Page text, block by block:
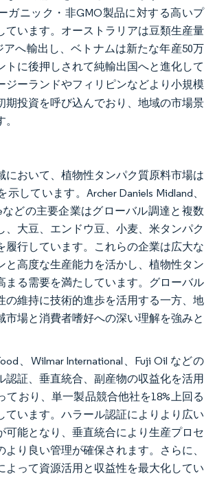
ガニック・非GMO製品に対する高いプ
ています。オーストラリアは豆類生産量
アへ輸出し、ベトナムは新たな年産50万
トに後押しされて純輸出国へと進化して
ジーランドやフィリピンなどより小規模
期投資を呼び込んでおり、地域の市場景
において、植物性タンパク質原料市場は
しています。Archer Daniels Midland、
などの主要企業はグローバル調達と複数
、大豆、エンドウ豆、小麦、米タンパク
履行しています。これらの企業は広大な
と高度な生産能力を活かし、植物性タン
まる需要を満たしています。グローバル
の維持に技術的進歩を活用する一方、地
市場と消費者嗜好への深い理解を強みと
、Wilmar International、Fuji Oil などの
認証、垂直統合、副産物の収益化を活用
ており、単一製品競合他社を18%上回る
ています。ハラール認証によりより広い
可能となり、垂直統合により生産プロセ
より良い管理が確保されます。さらに、
よって資源活用と収益性を最大化してい